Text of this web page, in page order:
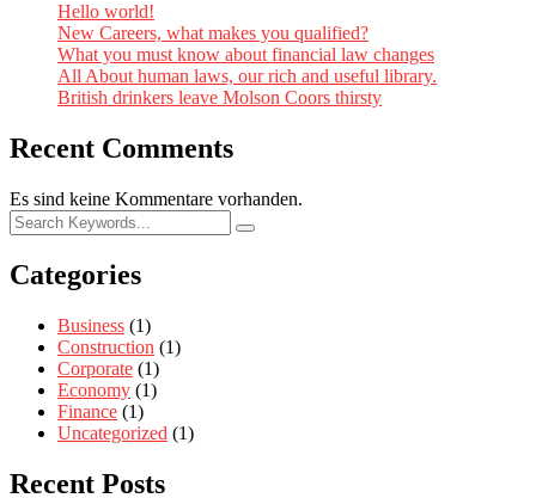
Hello world!
New Careers, what makes you qualified?
What you must know about financial law changes
All About human laws, our rich and useful library.
British drinkers leave Molson Coors thirsty
Recent Comments
Es sind keine Kommentare vorhanden.
Categories
Business (1)
Construction (1)
Corporate (1)
Economy (1)
Finance (1)
Uncategorized (1)
Recent Posts